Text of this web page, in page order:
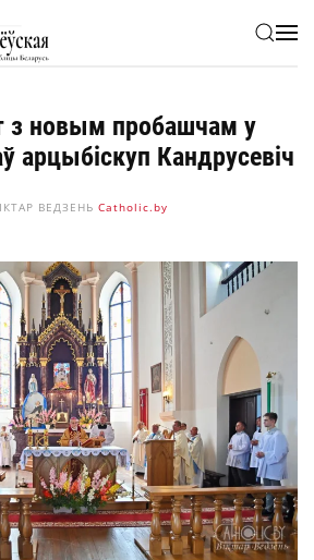
з новым пробашчам у
арцыбіскуп Кандрусевіч
ВЕДЗЕНЬ Сatholic.by